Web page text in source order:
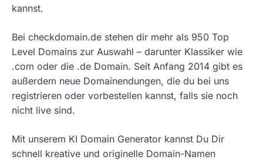
kannst.
Bei checkdomain.de stehen dir mehr als 950 Top
Level Domains zur Auswahl – darunter Klassiker wie
.com oder die .de Domain. Seit Anfang 2014 gibt es
außerdem neue Domainendungen, die du bei uns
registrieren oder vorbestellen kannst, falls sie noch
nicht live sind.
Mit unserem KI Domain Generator kannst Du Dir
schnell kreative und originelle Domain-Namen